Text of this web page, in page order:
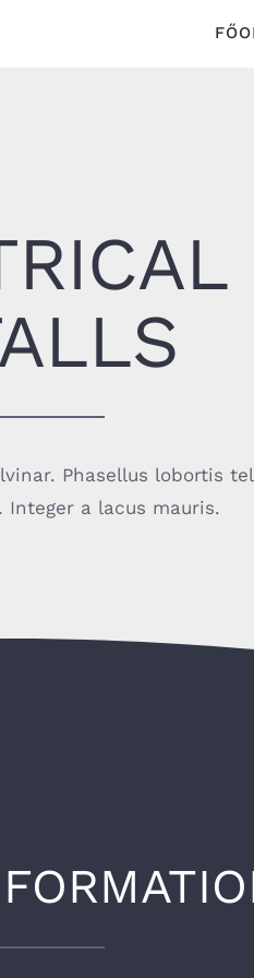
Phasellus lobortis
a lacus mauris.